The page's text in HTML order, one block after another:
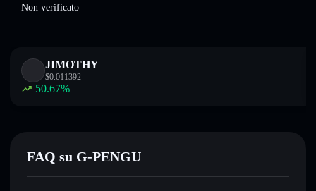
Non verificato
JIMOTHY
$0.011392
50.67%
FAQ su G-PENGU